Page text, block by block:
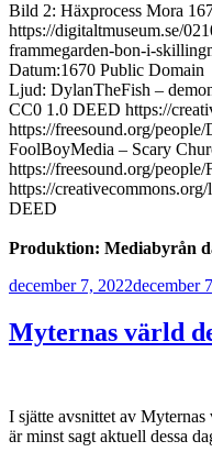
Bild 2: Häxprocess Mora
https://digitaltmuseum.se/
frammegarden-bon-i-
Datum:1670 Public Domain
Ljud: DylanTheFish –
CC0 1.0 DEED https://
https://freesound.org/
FoolBoyMedia – Scary
https://freesound.org/
https://
DEED
Produktion: Mediabyrån
Publicerat
december 7, 2022december
Myternas värld
I sjätte avsnittet av Myternas
är minst sagt aktuell dessa